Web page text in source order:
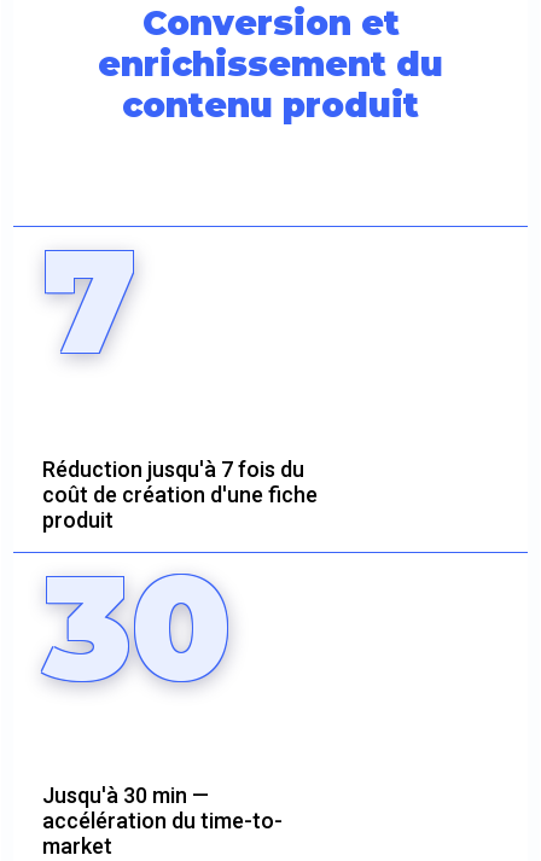
Conversion et
enrichissement du
contenu produit
7
Réduction jusqu'à 7 fois du
coût de création d'une fiche
produit
30
Jusqu'à 30 min —
accélération du time-to-
market